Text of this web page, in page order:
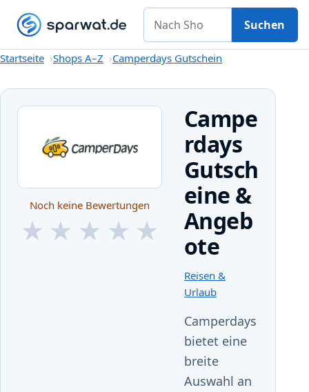
Startseite
GutscheineShops A–Z KategorienMagazin
Nach Shop suchen
Suchen
Startseite Shops A–Z Camperdays Gutschein
Noch keine Bewertungen
★ ★ ★ ★ ★
Campe
rdays
Gutsch
eine &
Angeb
ote
Reisen &
Urlaub
Camperdays
bietet eine
breite
Auswahl an